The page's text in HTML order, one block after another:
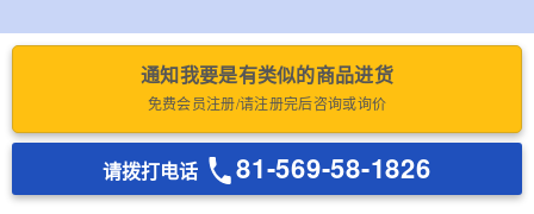
通知我要是有类似的商品进货
免费会员注册/请注册完后咨询或询价
请拨打电话 81-569-58-1826